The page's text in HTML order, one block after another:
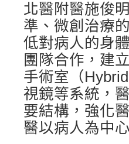
北醫附醫施俊
準、微創治療
低對病人的身
團隊合作，建
手術室（
視鏡等系統，
要結構，強化
醫以病人為中